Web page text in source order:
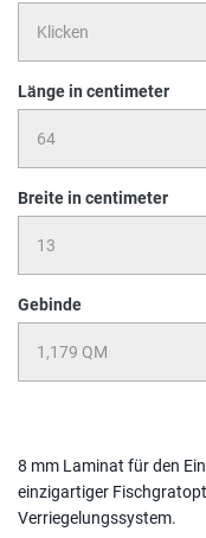
8 mm Laminat für den
einzigartiger
Verriegelungssystem.
Länge in centimeter
Breite in centimeter
Gebinde